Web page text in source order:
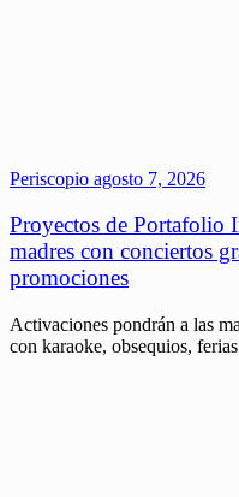
Periscopio agosto 7, 2026
Proyectos de Portafolio
madres con conciertos
promociones
Activaciones pondrán a las
con karaoke, obsequios,